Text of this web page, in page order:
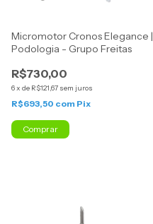
Micromotor Cronos Elegance |
Podologia - Grupo Freitas
R$730,00
6x de R$121,67 sem juros
R$693,50 com Pix